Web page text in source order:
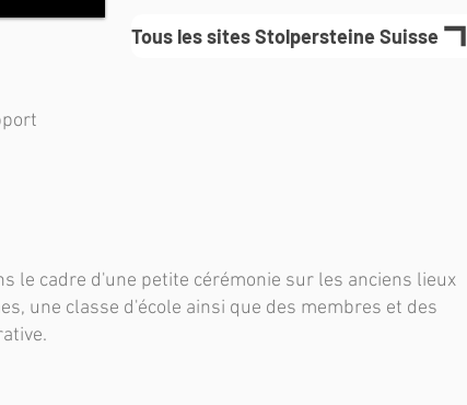
Tous les sites Stolpersteine Suisse
le cadre d'une petite cérémonie sur les anciens lieux
une classe d'école ainsi que des membres et des